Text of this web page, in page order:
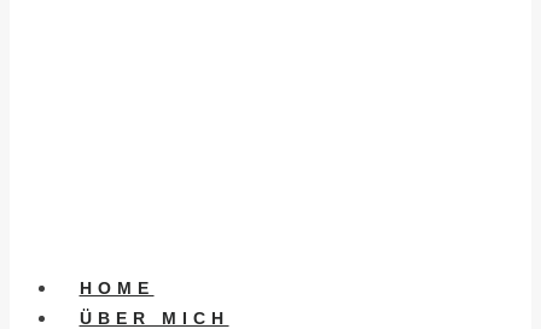
HOME
ÜBER MICH